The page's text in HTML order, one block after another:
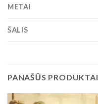
METAI
ŠALIS
PANAŠŪS PRODUKTAI